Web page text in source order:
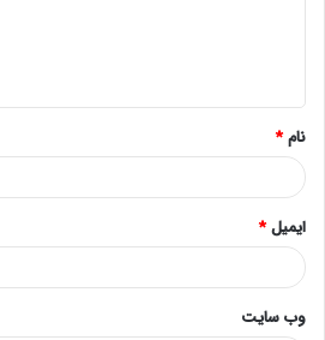
*
نام*
ایمیل*
وب‌ سایت